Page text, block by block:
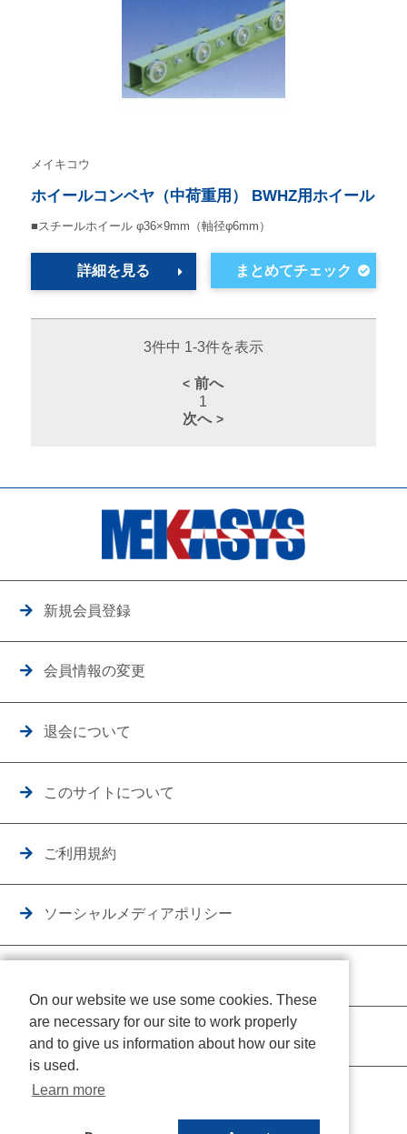
メイキコウ
ホイールコンベヤ（中荷重用） BWHZ用ホイール
■スチールホイール φ36×9mm（軸径φ6mm）
詳細を見る
3件中 1-3件を表示
前へ
1
次へ
新規会員登録
会員情報の変更
退会について
このサイトについて
ご利用規約
ソーシャルメディアポリシー
クッキーポリシー
On our website we use some cookies. These
are necessary for our site to work properly
and to give us information about how our site
is used.
Learn more